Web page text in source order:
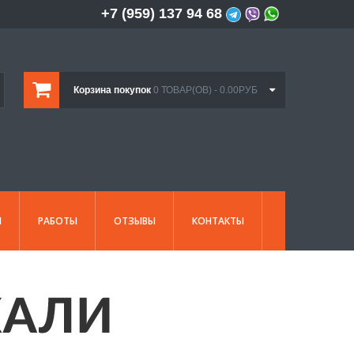
+7 (959) 137 94 68
Корзина покупок 0 ТОВАР(ОВ) - 0.00РУБ
РАБОТЫ ОТЗЫВЫ КОНТАКТЫ